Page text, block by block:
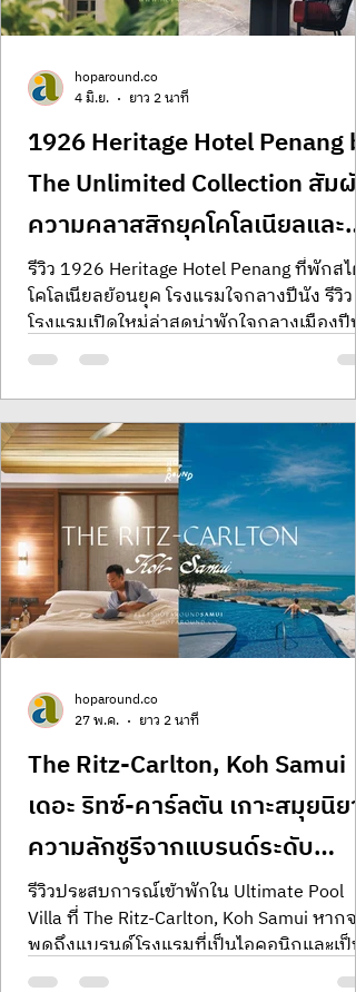
1926 Heritage Hotel Penang by
The Unlimited Collection สัมผัส
ความคลาสสิกยุคโคโลเนียลและ
มวลอารมณ์อบอุ่นแห่งปีนัง
รีวิว 1926 Heritage Hotel Penang ที่พักสไ
โคโลเนียลย้อนยุค โรงแรมใจกลางปีนัง รีวิว
โรงแรมเปิดใหม่ล่าสุดน่าพักใจกลางเมืองปีนั
1926 Heritage Hotel Penang by The
โคโลเนียลและมวลอารมณ์อบอุ่นแห่งปีนัง
เครือ Ascott พักผ่อนสบายในห้อง Heritage
Garden Patio รีวิว 1926 Heritage Hotel
Penang ที่พักสไตล์โคโลเนียลย้อนยุค โรงแร
ใจกลางปีนัง รีวิวโรงแรม โรงแรมน่าพักในปี
แพลนเที่ยวปีนัง เที่ยวปีนังล่าสุด รีวิวปีนัง นำ
เที่ยวปีนัง รวมที่เที่ยวปีนัง
hoparound.co
4 มิ.ย.
ยาว 2 นาที
The Ritz-Carlton, Koh Samui
เดอะ ริทซ์-คาร์ลตัน เกาะสมุยนิยา
ความลักชูรีจากแบรนด์ระดับ
ตำนานในอ่าวส่วนตัวบนเกาะสมุย
รีวิวประสบการณ์เข้าพักใน Ultimate Pool
Villa ที่ The Ritz-Carlton, Koh Samui หากจะ
พูดถึงแบรนด์โรงแรมที่เป็นไอคอนิกและเป็น
บรรทัดฐานของคำว่า Ultra-luxury
hoparound.co
27 พ.ค.
ยาว 2 นาที